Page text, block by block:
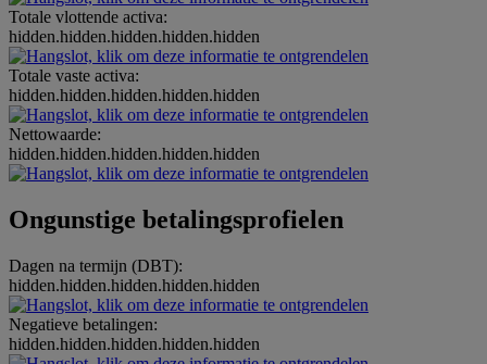
Totale vlottende activa:
hidden.hidden.hidden.hidden.hidden
Totale vaste activa:
hidden.hidden.hidden.hidden.hidden
Nettowaarde:
hidden.hidden.hidden.hidden.hidden
Ongunstige betalingsprofielen
Dagen na termijn (DBT):
hidden.hidden.hidden.hidden.hidden
Negatieve betalingen:
hidden.hidden.hidden.hidden.hidden